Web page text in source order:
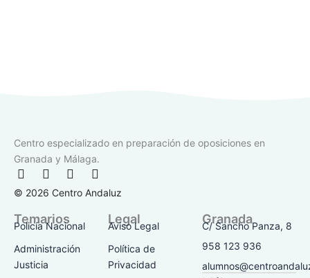
Centro especializado en preparación de oposiciones en
Granada y Málaga.
F
c
b
o
o
k
-
I
s
a
g
r
a
m
T
k
o
k
Y
u
© 2026 Centro Andaluz
Temarios
Policía Nacional
Administración
Justicia
Legal
Aviso Legal
Política de
Privacidad
Granada
C/ Sancho Panza, 8
958 123 936